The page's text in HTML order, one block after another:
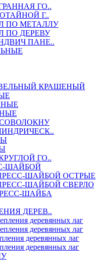
ГО..
Г..
ПО МЕТАЛЛУ
ПО ДЕРЕВУ
ПАНЕ..
КРАШЕНЫЙ
ГО..
ШАЙБОЙ
ШАЙБОЙ ОСТРЫЕ
ШАЙБОЙ СВЕРЛО
ШАЙБА
ДЕРЕВ..
деревянных лаг
деревянных лаг
деревянных лаг
деревянных лаг